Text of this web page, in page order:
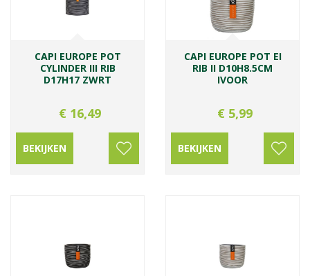
CAPI EUROPE POT
CYLINDER III RIB
D17H17 ZWRT
€ 16,49
BEKIJKEN
CAPI EUROPE POT EI
RIB II D10H8.5CM
IVOOR
€ 5,99
BEKIJKEN